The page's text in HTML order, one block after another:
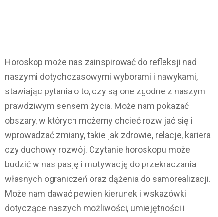
Horoskop może nas zainspirować do refleksji nad
naszymi dotychczasowymi wyborami i nawykami,
stawiając pytania o to, czy są one zgodne z naszym
prawdziwym sensem życia. Może nam pokazać
obszary, w których możemy chcieć rozwijać się i
wprowadzać zmiany, takie jak zdrowie, relacje, kariera
czy duchowy rozwój. Czytanie horoskopu może
budzić w nas pasję i motywację do przekraczania
własnych ograniczeń oraz dążenia do samorealizacji.
Może nam dawać pewien kierunek i wskazówki
dotyczące naszych możliwości, umiejętności i